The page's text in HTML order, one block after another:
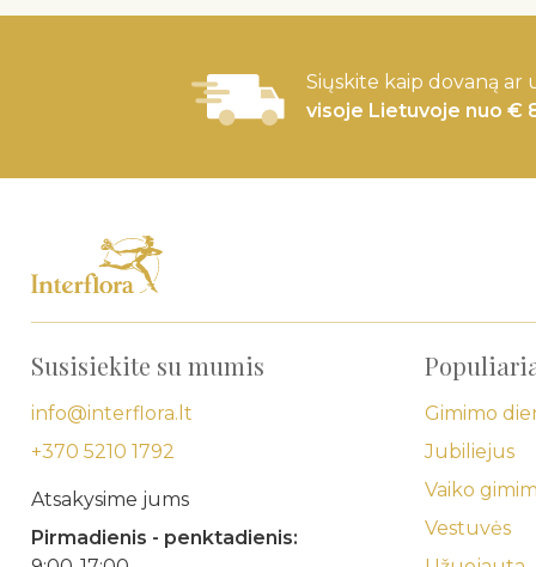
Siųskite kaip dovaną ar
visoje Lietuvoje nuo €
Susisiekite su mumis
info@interflora.lt
+370 5210 1792
Atsakysime jums
Pirmadienis - penktadienis:
Gimimo
Jubiliejus
Vaiko
Vestuvės